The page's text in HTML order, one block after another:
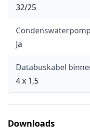
32/25
Ja
Databuskabel
4 x 1,5
Downloads